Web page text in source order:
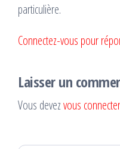
particulière.
Connectez-vous pour
Laisser un
Vous devezvous connecter